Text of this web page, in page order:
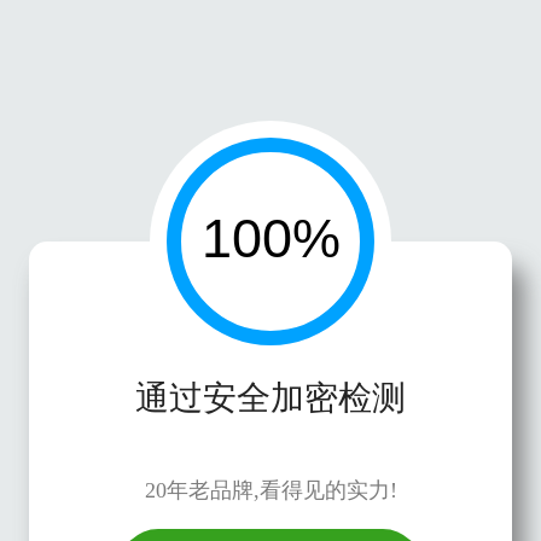
通过安全加密检测
20年老品牌,看得见的实力!